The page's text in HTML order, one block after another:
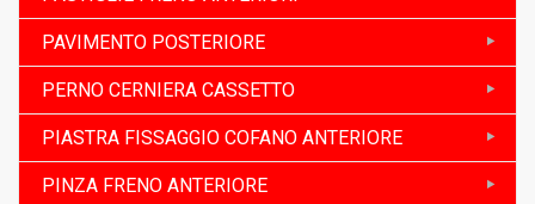
PAVIMENTO POSTERIORE
PERNO CERNIERA CASSETTO
PIASTRA FISSAGGIO COFANO ANTERIORE
PINZA FRENO ANTERIORE